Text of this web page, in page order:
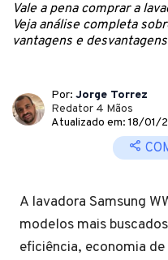
Vale a pena comprar a
Veja análise completa
vantagens e
Por: Jorge Torrez
Redator 4 Mãos
Atualizado em: 18/01/
A lavadora Samsung
modelos mais
eficiência, economia